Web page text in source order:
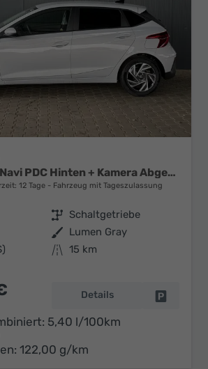
Pure 1.2 MPI / Navi PDC Hinten + Kamera Abgedunkelte Scheiben Tempomat Alu 16"
12 Tage Fahrzeug mit Tageszulassung
Getriebe Schaltgetriebe
Außenfarbe Lumen Gray
Kilometerstand 15 km
Details
5,40 l/100km
122,00 g/km